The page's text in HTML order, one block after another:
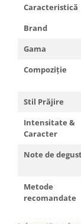
Caracteristică
Brand
Gama
Compoziție
Stil Prăjire
Intensitate &
Caracter
Note de
Metode
recomandate